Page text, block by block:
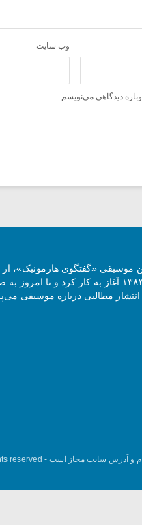
وب‌ سایت
دیدگاهی می‌نویسم.
فروردین ۱۳۸۳ آغاز به کار کرد و تا
مطالبی درباره موسیقی
نام و آدرس سایت مجاز است - reserved.